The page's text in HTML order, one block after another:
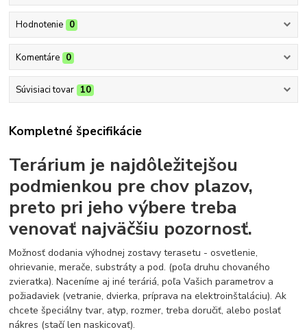
Hodnotenie 0
Komentáre 0
Súvisiaci tovar 10
Kompletné špecifikácie
Terárium je najdôležitejšou
podmienkou pre chov plazov,
preto pri jeho výbere treba
venovať najväčšiu pozornosť.
Možnosť dodania výhodnej zostavy terasetu - osvetlenie,
ohrievanie, merače, substráty a pod. (poľa druhu chovaného
zvieratka). Naceníme aj iné teráriá, poľa Vašich parametrov a
požiadaviek (vetranie, dvierka, príprava na elektroinštaláciu). Ak
chcete špeciálny tvar, atyp, rozmer, treba doručiť, alebo poslať
nákres (stačí len naskicovať).